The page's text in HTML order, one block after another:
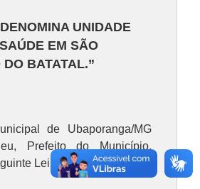
UNIDADE
EM SÃO
BATATAL.”
de Ubaporanga/MG
Prefeito do Município,
Lei: